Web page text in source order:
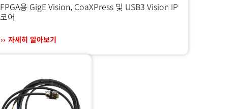
FPGA용 GigE Vision, CoaXPress 및 USB3 Vision IP
코어
자세히 알아보기